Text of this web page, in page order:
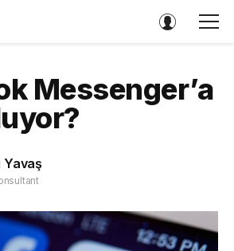
Messenger’a
Yavaş